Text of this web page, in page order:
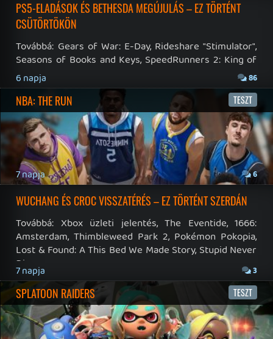
19 éve videójáték minden nap! Copyright 365 Media Kft
Impresszum Hirdetési ajánlatunk
Felhasználási feltételek | Adatvédelmi elveink |
Sütik
Hírek | Cikkek | Podcastok | Blogok
Gaming Fórum | Offtopic Fórum
RSS | Blog RSS | Podcast RSS
|
Twitter | Patreon